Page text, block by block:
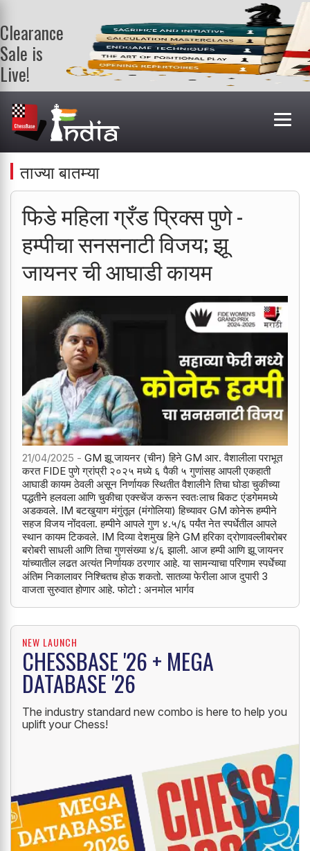
Clearance
Sale is
Live!
Get a FREE
book on
purchasing 2
or more
books. Valid
till 9th Aug.
Shop Books
ताज्या बातम्या
फिडे महिला ग्रँड प्रिक्स पुणे -
हम्पीचा सनसनाटी विजय; झू
जायनर ची आघाडी कायम
21/04/2025 - GM झू जायनर (चीन) हिने GM आर. वैशालीला पराभूत
करत FIDE पुणे ग्रांप्री २०२५ मध्ये ६ पैकी ५ गुणांसह आपली एकहाती
आघाडी कायम ठेवली असून निर्णायक स्थितीत वैशालीने तिचा घोडा चुकीच्या
पद्धतीने हलवला आणि चुकीचा एक्स्चेंज करून स्वतःलाच बिकट एंडगेममध्ये
अडकवले. IM बटखुयाग मंगुंतूल (मंगोलिया) हिच्यावर GM कोनेरू हम्पीने
सहज विजय नोंदवला. हम्पीने आपले गुण ४.५/६ पर्यंत नेत स्पर्धेतील आपले
स्थान कायम टिकवले. IM दिव्या देशमुख हिने GM हरिका द्रोणावल्लीबरोबर
बरोबरी साधली आणि तिचा गुणसंख्या ४/६ झाली. आज हम्पी आणि झू जायनर
यांच्यातील लढत अत्यंत निर्णायक ठरणार आहे. या सामन्याचा परिणाम स्पर्धेच्या
अंतिम निकालावर निश्चितच होऊ शकतो. सातव्या फेरीला आज दुपारी 3
वाजता सुरुवात होणार आहे. फोटो : अनमोल भार्गव
NEW LAUNCH
CHESSBASE '26 + MEGA
DATABASE '26
The industry standard new combo is here to help you
uplift your Chess!